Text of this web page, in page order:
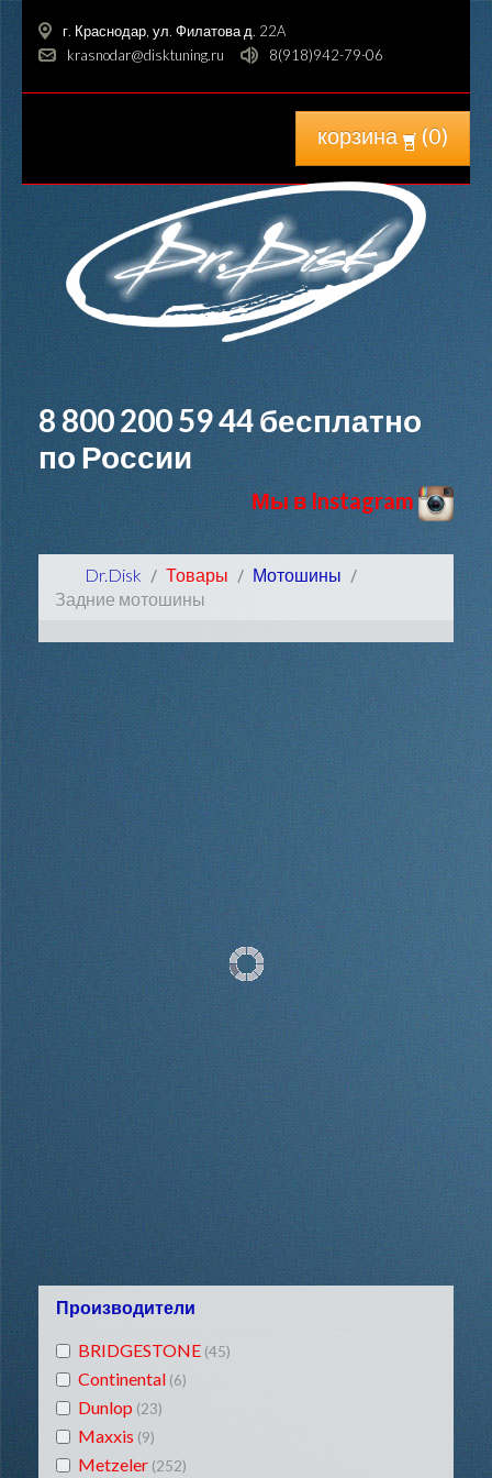
г. Краснодар, ул. Филатова д. 22A
krasnodar@disktuning.ru
8(918)942-79-06
корзина (0)
8 800 200 59 44бесплатно
по России
Мы в Instagram
Dr.Disk Товары
Мотошины
Задние мотошины
Производители
BRIDGESTONE (45)
Continental (6)
Dunlop (23)
Maxxis (9)
Metzeler (252)